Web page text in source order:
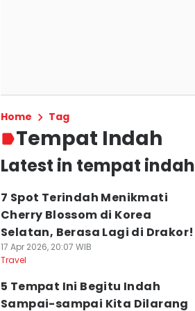
Home Tag
Tempat Indah
Latest in tempat indah
7 Spot Terindah Menikmati
Cherry Blossom di Korea
Selatan, Berasa Lagi di Drakor!
17 Apr 2026, 20:07 WIB
Travel
5 Tempat Ini Begitu Indah
Sampai-sampai Kita Dilarang